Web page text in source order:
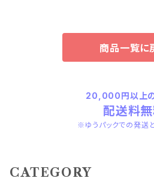
商品一覧に
20,000円以上
配送料
※ゆうパックでの発送
CATEGORY